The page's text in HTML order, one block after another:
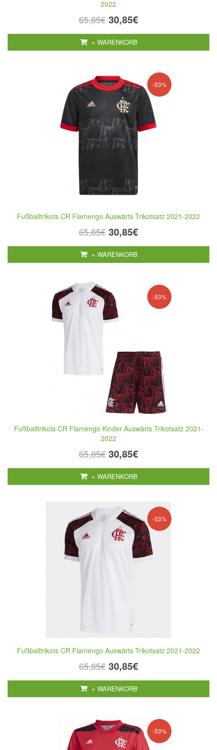
2022
65,85€ 30,85€
+ WARENKORB
-53%
Fußballtrikots CR Flamengo Auswärts Trikotsatz 2021-2022
65,85€ 30,85€
+ WARENKORB
-53%
Fußballtrikots CR Flamengo Kinder Auswärts Trikotsatz 2021-
2022
65,85€ 30,85€
+ WARENKORB
-53%
Fußballtrikots CR Flamengo Auswärts Trikotsatz 2021-2022
65,85€ 30,85€
+ WARENKORB
-53%